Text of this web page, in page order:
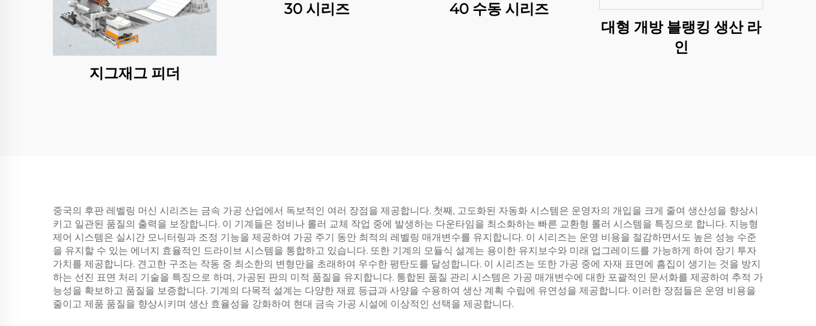
지그재그 피더
30 시리즈
40 수동 시리즈
대형 개방 블랭킹 생산 라
인
중국의 후판 레벨링 머신 시리즈는 금속 가공 산업에서 독보적인 여러 장점을 제공합니다. 첫째, 고도화된 자동화 시스템은 운영자의 개입을 크게 줄여 생산성을 향상시
키고 일관된 품질의 출력을 보장합니다. 이 기계들은 정비나 롤러 교체 작업 중에 발생하는 다운타임을 최소화하는 빠른 교환형 롤러 시스템을 특징으로 합니다. 지능형
제어 시스템은 실시간 모니터링과 조정 기능을 제공하여 가공 주기 동안 최적의 레벨링 매개변수를 유지합니다. 이 시리즈는 운영 비용을 절감하면서도 높은 성능 수준
을 유지할 수 있는 에너지 효율적인 드라이브 시스템을 통합하고 있습니다. 또한 기계의 모듈식 설계는 용이한 유지보수와 미래 업그레이드를 가능하게 하여 장기 투자
가치를 제공합니다. 견고한 구조는 작동 중 최소한의 변형만을 초래하여 우수한 평탄도를 달성합니다. 이 시리즈는 또한 가공 중에 자재 표면에 흠집이 생기는 것을 방지
하는 선진 표면 처리 기술을 특징으로 하며, 가공된 판의 미적 품질을 유지합니다. 통합된 품질 관리 시스템은 가공 매개변수에 대한 포괄적인 문서화를 제공하여 추적 가
능성을 확보하고 품질을 보증합니다. 기계의 다목적 설계는 다양한 재료 등급과 사양을 수용하여 생산 계획 수립에 유연성을 제공합니다. 이러한 장점들은 운영 비용을
줄이고 제품 품질을 향상시키며 생산 효율성을 강화하여 현대 금속 가공 시설에 이상적인 선택을 제공합니다.